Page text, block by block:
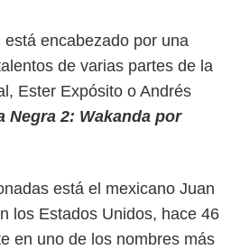
encabezado por una
de varias partes de la
Ester Expósito o Andrés
Negra 2: Wakanda por
está el mexicano Juan
los Estados Unidos, hace 46
en uno de los nombres más